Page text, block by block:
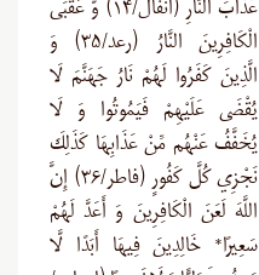
عَذَابَ النَّارِ (انفال/۱۴) وَّ عُقْبَى
الْكَافِرِينَ النَّارُ (رعد/۳۵) وَ
الَّذِينَ كَفَرُوا لَهُمْ نَارُ جَهَنَّمَ لَا
يُقْضَى عَلَيْهِمْ فَيَمُوتُوا وَ لَا
يُخَفَّفُ عَنْهُم مِّنْ عَذَابِهَا كَذَلِكَ
نَجْزِي كُلَّ كَفُورٍ (فاطر/۳۶) إِنَّ
اللَّهَ لَعَنَ الْكَافِرِينَ وَ أَعَدَّ لَهُمْ
سَعِيرًا* خَالِدِينَ فِيهَا أَبَدًا لَّا